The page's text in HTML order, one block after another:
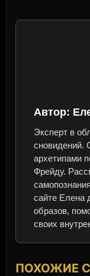
Автор:
Эксперт в
сновидений.
архетипами
Фрейду.
сайте Елена
образов,
своих
ПОХОЖИЕ